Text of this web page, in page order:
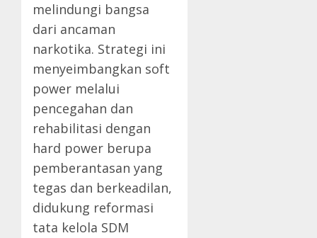
melindungi bangsa
dari ancaman
narkotika. Strategi ini
menyeimbangkan soft
power melalui
pencegahan dan
rehabilitasi dengan
hard power berupa
pemberantasan yang
tegas dan berkeadilan,
didukung reformasi
tata kelola SDM